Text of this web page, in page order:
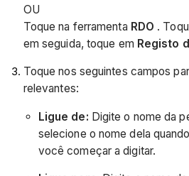
OU
Toque na ferramenta RDO .
em seguida, toque em Registo
Toque nos seguintes campos
relevantes:
Ligue de: Digite o nome da
selecione o nome dela
você começar a digitar.